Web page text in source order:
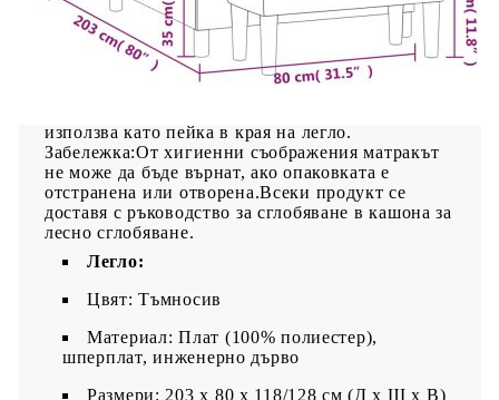
кожата топ матрак: Протекторът за матрак има
издръжлива, както и щадяща кожата материя,
което я прави мека и
удобна.Многофункционална пейка: Тази пейка
използва като пейка в края на легло.
Забележка:От хигиенни съображения матракът
не може да бъде върнат, ако опаковката е
отстранена или отворена.Всеки продукт се
доставя с ръководство за сглобяване в кашона за
лесно сглобяване.
Легло:
Цвят: Тъмносив
Материал: Плат (100% полиестер),
шперплат, инженерно дърво
Размери: 203 x 80 x 118/128 см (Д x Ш x В)